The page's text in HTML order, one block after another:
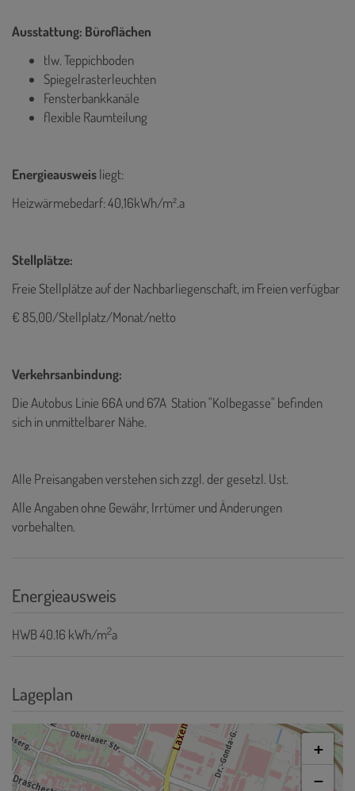
Ausstattung: Büroflächen
tlw. Teppichboden
Spiegelrasterleuchten
Fensterbankkanäle
flexible Raumteilung
Energieausweisliegt:
Heizwärmebedarf: 40,16kWh/m².a
Stellplätze:
Freie Stellplätze auf der Nachbarliegenschaft, im Freien verfügbar
€ 85,00/Stellplatz/Monat/netto
Verkehrsanbindung:
Die Autobus Linie 66A und 67A Station "Kolbegasse" befinden
sich in unmittelbarer Nähe.
Alle Preisangaben verstehen sich zzgl. der gesetzl. Ust.
Alle Angaben ohne Gewähr, Irrtümer und Änderungen
vorbehalten.
Energieausweis
HWB40.16 kWh/m2a
Lageplan
+
−